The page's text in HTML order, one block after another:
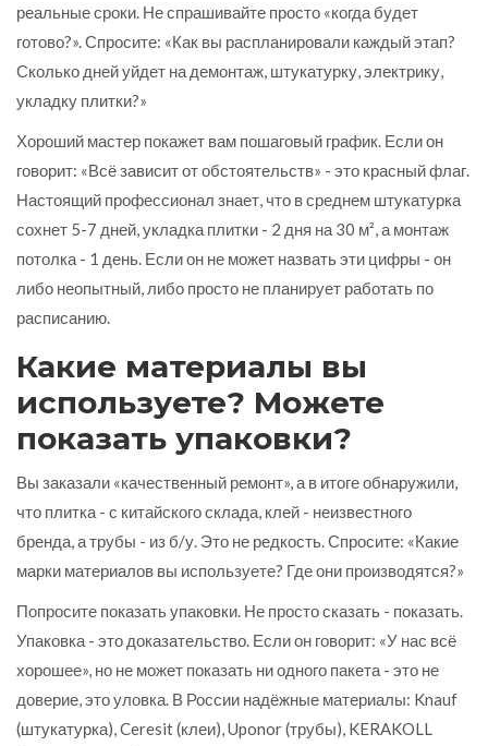
реальные сроки. Не спрашивайте просто «когда будет
готово?». Спросите: «Как вы распланировали каждый этап?
Сколько дней уйдет на демонтаж, штукатурку, электрику,
укладку плитки?»
Хороший мастер покажет вам пошаговый график. Если он
говорит: «Всё зависит от обстоятельств» - это красный флаг.
Настоящий профессионал знает, что в среднем штукатурка
сохнет 5-7 дней, укладка плитки - 2 дня на 30 м², а монтаж
потолка - 1 день. Если он не может назвать эти цифры - он
либо неопытный, либо просто не планирует работать по
расписанию.
Какие материалы вы
используете? Можете
показать упаковки?
Вы заказали «качественный ремонт», а в итоге обнаружили,
что плитка - с китайского склада, клей - неизвестного
бренда, а трубы - из б/у. Это не редкость. Спросите: «Какие
марки материалов вы используете? Где они производятся?»
Попросите показать упаковки. Не просто сказать - показать.
Упаковка - это доказательство. Если он говорит: «У нас всё
хорошее», но не может показать ни одного пакета - это не
доверие, это уловка. В России надёжные материалы: Knauf
(штукатурка), Ceresit (клеи), Uponor (трубы), KERAKOLL